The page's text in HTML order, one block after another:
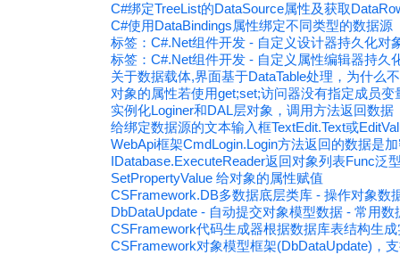
C#绑定TreeList的DataSource属性及获取
C#使用DataBindings属性绑定不同类型的数据源
标签：C#.Net组件开发 - 自定义设计器持久化对
标签：C#.Net组件开发 - 自定义属性编辑器持久
关于数据载体,界面基于DataTable处理，为什么
对象的属性若使用get;set;访问器没有指定成员
实例化Loginer和DAL层对象，调用方法返回数据
给绑定数据源的文本输入框TextEdit.Text或
WebApi框架CmdLogin.Login方法返回的数据是
IDatabase.ExecuteReader返回对象列表Func泛
SetPropertyValue 给对象的属性赋值
CSFramework.DB多数据底层类库 - 操作对象数
DbDataUpdate - 自动提交对象模型数据 - 常用数
CSFramework代码生成器根据数据库表结构生
CSFramework对象模型框架(DbDataUpdate)，